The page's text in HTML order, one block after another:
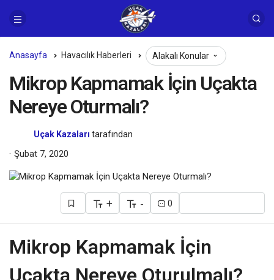
Anasayfa Havacılık Haberleri Alakalı Konular
Mikrop Kapmamak İçin Uçakta
Nereye Oturmalı?
Uçak Kazaları tarafından
Şubat 7, 2020
+ - 0
Mikrop Kapmamak İçin
Uçakta Nereye Oturulmalı?